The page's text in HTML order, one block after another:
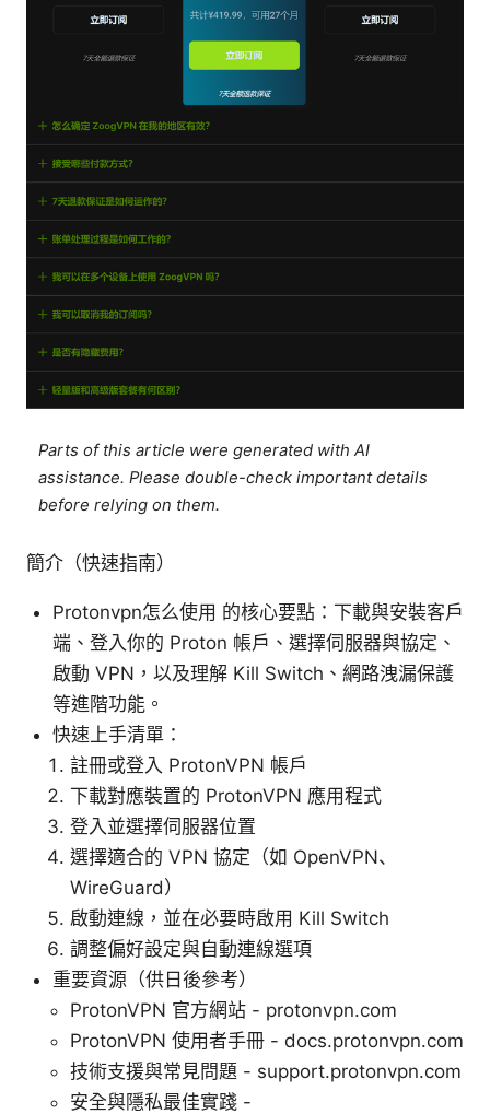
Parts of this article were generated with AI
assistance. Please double-check important details
before relying on them.
簡介（快速指南）
Protonvpn怎么使用 的核心要點：下載與安裝客戶
端、登入你的 Proton 帳戶、選擇伺服器與協定、
啟動 VPN，以及理解 Kill Switch、網路洩漏保護
等進階功能。
快速上手清單：
註冊或登入 ProtonVPN 帳戶
下載對應裝置的 ProtonVPN 應用程式
登入並選擇伺服器位置
選擇適合的 VPN 協定（如 OpenVPN、
WireGuard）
啟動連線，並在必要時啟用 Kill Switch
調整偏好設定與自動連線選項
重要資源（供日後參考）
ProtonVPN 官方網站 - protonvpn.com
ProtonVPN 使用者手冊 - docs.protonvpn.com
技術支援與常見問題 - support.protonvpn.com
安全與隱私最佳實踐 -